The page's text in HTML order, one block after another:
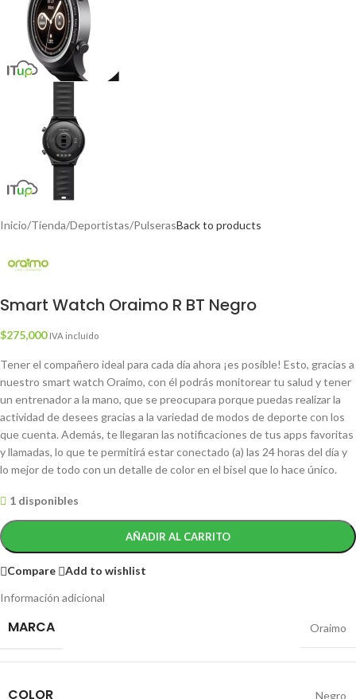
Inicio/Tienda/Deportistas/PulserasBack to products
Smart Watch Oraimo R BT Negro
$275,000 IVA incluído
Tener el compañero ideal para cada día ahora ¡es posible! Esto, gracias a
nuestro smart watch Oraimo, con él podrás monitorear tu salud y tener
un entrenador a la mano, que se preocupara porque puedas realizar la
actividad de desees gracias a la variedad de modos de deporte con los
que cuenta. Además, te llegaran las notificaciones de tus apps favoritas
y llamadas, lo que te permitirá estar conectado (a) las 24 horas del día y
lo mejor de todo con un detalle de color en el bisel que lo hace único.
1 disponibles
AÑADIR AL CARRITO
Compare
Add to wishlist
Información adicional
MARCA Oraimo
COLOR Negro